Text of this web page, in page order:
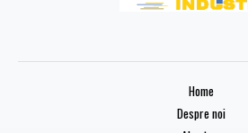
Home
Despre noi